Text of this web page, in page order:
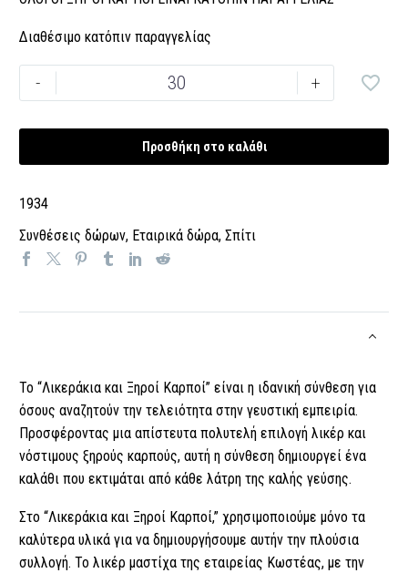
Διαθέσιμο κατόπιν παραγγελίας
-
Λικεράκια
και
Ένα
Καλάθι
Γεύσεων
ποσότητα
+
Προσθήκη στο καλάθι
1934
Συνθέσεις δώρων, Εταιρικά δώρα, Σπίτι
Το “Λικεράκια και Ξηροί Καρποί” είναι η ιδανική σύνθεση για
όσους αναζητούν την τελειότητα στην γευστική εμπειρία.
Προσφέροντας μια απίστευτα πολυτελή επιλογή λικέρ και
νόστιμους ξηρούς καρπούς, αυτή η σύνθεση δημιουργεί ένα
καλάθι που εκτιμάται από κάθε λάτρη της καλής γεύσης.
Στο “Λικεράκια και Ξηροί Καρποί,” χρησιμοποιούμε μόνο τα
καλύτερα υλικά για να δημιουργήσουμε αυτήν την πλούσια
συλλογή. Το λικέρ μαστίχα της εταιρείας Κωστέας, με την